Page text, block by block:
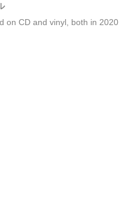
on CD and vinyl, both in 2020